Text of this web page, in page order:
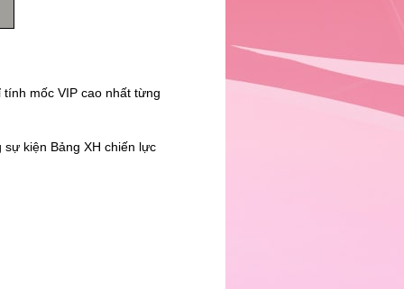
mốc VIP cao nhất từng
kiện Bảng XH chiến lực